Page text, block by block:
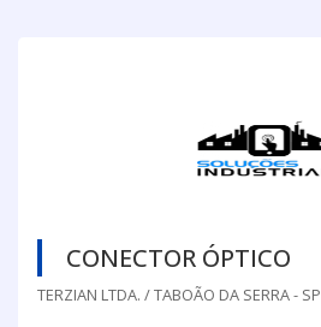
CONECTOR ÓPTICO
TERZIAN LTDA. / TABOÃO DA SERRA - SP